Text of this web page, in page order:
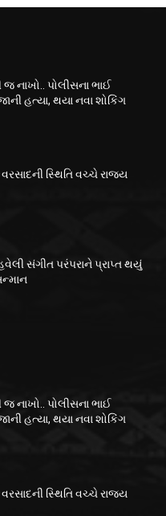
જ નાખો.. પોલીસના ભાઈ
હત્યા, થયા નવા શોકિંગ
વરસાદની સ્થિતિ વચ્ચે રાજ્ય
સંગીત પરંપરાને પ્રાપ્ત થયું
જ નાખો.. પોલીસના ભાઈ
હત્યા, થયા નવા શોકિંગ
વરસાદની સ્થિતિ વચ્ચે રાજ્ય